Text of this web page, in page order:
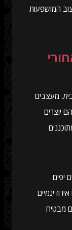
המושפעות
. מעצבים
יוצרים
יפים.
מבטיח